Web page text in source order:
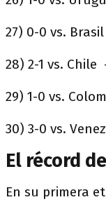
27) 0-0 vs.
28) 2-1 vs.
29) 1-0 vs.
30) 3-0 vs.
El récord
En su primera